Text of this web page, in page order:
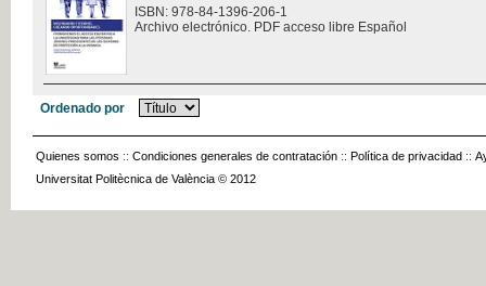
ISBN: 978-84-1396-206-1
Archivo electrónico. PDF acceso libre Español
Ordenado por
Quienes somos :: Condiciones generales de contratación :: Política de privacidad ::
Universitat Politècnica de València © 2012